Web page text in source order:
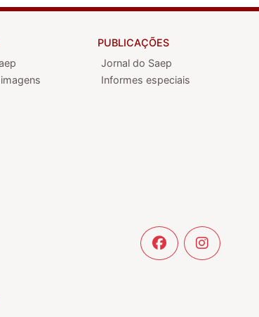
PUBLICAÇÕES
Jornal do Saep
Informes especiais